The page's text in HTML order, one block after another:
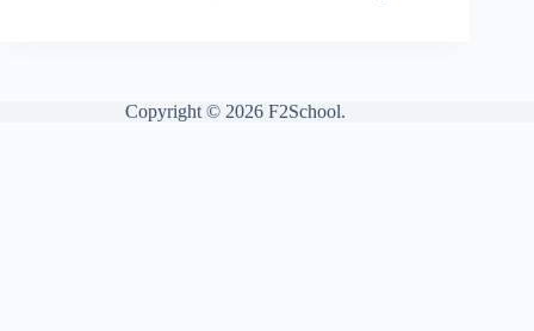
Copyright © 2026 F2School.